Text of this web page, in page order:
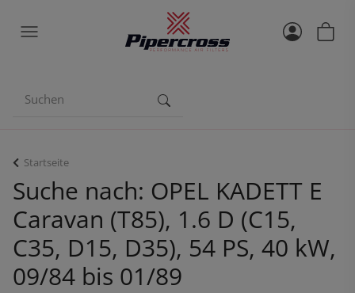
Startseite
Suche nach: OPEL KADETT E
Caravan (T85), 1.6 D (C15,
C35, D15, D35), 54 PS, 40 kW,
09/84 bis 01/89